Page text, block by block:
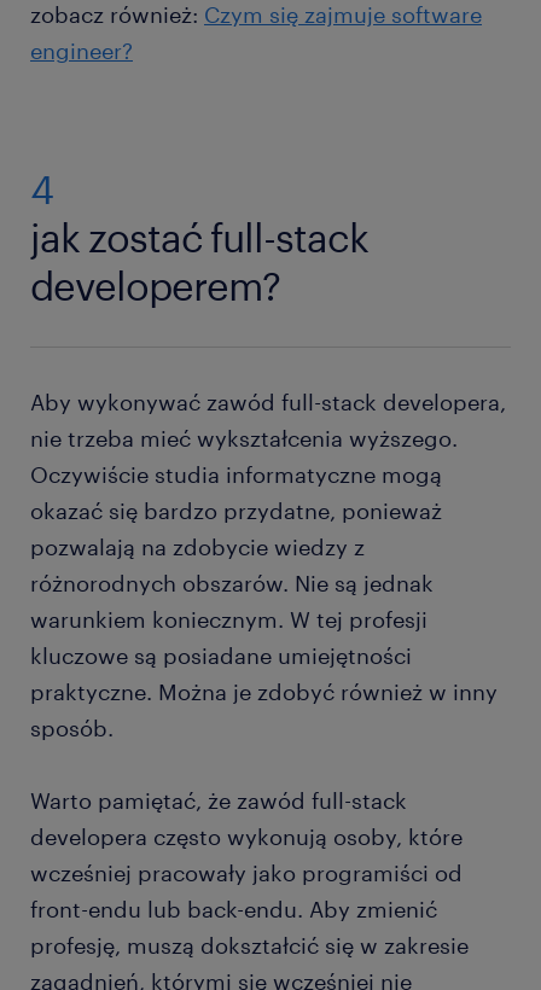
zobacz również: Czym się zajmuje software
engineer?
4
jak zostać full-stack
developerem?
Aby wykonywać zawód full-stack developera,
nie trzeba mieć wykształcenia wyższego.
Oczywiście studia informatyczne mogą
okazać się bardzo przydatne, ponieważ
pozwalają na zdobycie wiedzy z
różnorodnych obszarów. Nie są jednak
warunkiem koniecznym. W tej profesji
kluczowe są posiadane umiejętności
praktyczne. Można je zdobyć również w inny
sposób.
Warto pamiętać, że zawód full-stack
developera często wykonują osoby, które
wcześniej pracowały jako programiści od
front-endu lub back-endu. Aby zmienić
profesję, muszą dokształcić się w zakresie
zagadnień, którymi się wcześniej nie